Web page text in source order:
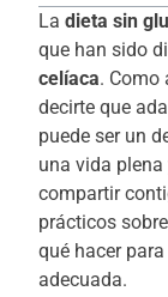
Ladieta sin
que han sido
celíaca. Como
decirte que
puede ser un
una vida
compartir
prácticos
qué hacer
adecuada.